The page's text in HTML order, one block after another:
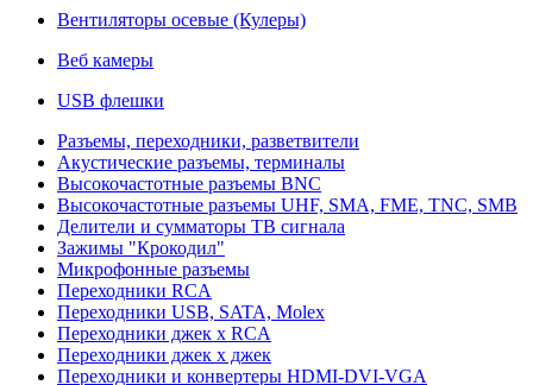
Вентиляторы осевые (Кулеры)
Веб камеры
USB флешки
Разъемы, переходники, разветвители
Акустические разъемы, терминалы
Высокочастотные разъемы BNC
Высокочастотные разъемы UHF, SMA, FME, TNC, SMB
Делители и сумматоры ТВ сигнала
Зажимы "Крокодил"
Микрофонные разъемы
Переходники RCA
Переходники USB, SATA, Molex
Переходники джек х RCA
Переходники джек х джек
Переходники и конвертеры HDMI-DVI-VGA